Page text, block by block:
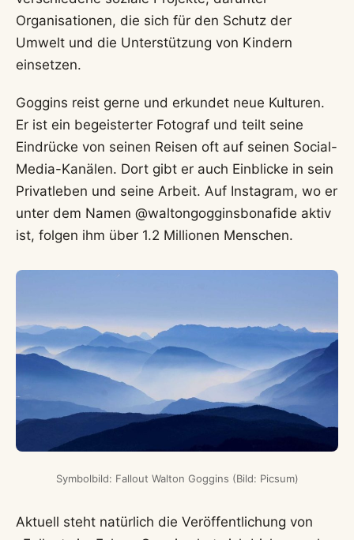
Organisationen, die sich für den Schutz der
Umwelt und die Unterstützung von Kindern
einsetzen.
Goggins reist gerne und erkundet neue Kulturen.
Er ist ein begeisterter Fotograf und teilt seine
Eindrücke von seinen Reisen oft auf seinen Social-
Media-Kanälen. Dort gibt er auch Einblicke in sein
Privatleben und seine Arbeit. Auf Instagram, wo er
unter dem Namen @waltongogginsbonafide aktiv
ist, folgen ihm über 1.2 Millionen Menschen.
Symbolbild: Fallout Walton Goggins (Bild: Picsum)
Aktuell steht natürlich die Veröffentlichung von